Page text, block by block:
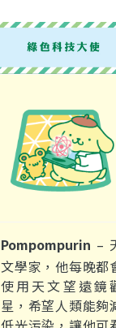
Pompompurin –
文學家，他每晚都
使用天文望遠鏡
星，希望人類能夠